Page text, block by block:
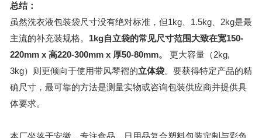
总结：
虽然洗衣液包装袋尺寸没有绝对标准，但1kg、1.5kg、2kg是最
主流的补充装规格。 1kg自立袋的常见尺寸范围大致在宽150-
220mm x 高220-300mm x 厚50-80mm。
更大容量（2kg,
3kg）则更倾向于使用带风琴褶的立体袋。要获得特定产品的精
确尺寸，最可靠的方法是测量实物或咨询包装供应商并提供具
体要求。
本厂坐落于安徽，专注食品、日用品复合塑料包装定制与彩色